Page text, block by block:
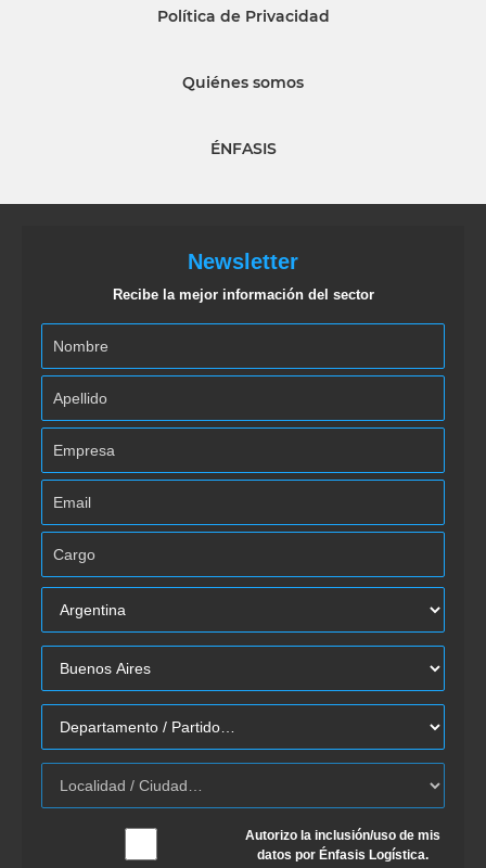
Política de Privacidad
Quiénes somos
ÉNFASIS
Newsletter
Recibe la mejor información del sector
Autorizo la inclusión/uso de mis
datos por Énfasis Logística.